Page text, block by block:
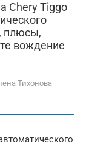
Chery Tiggo
плюсы,
вождение
Тихонова